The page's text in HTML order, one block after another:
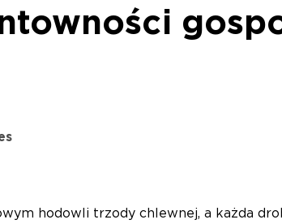
hodowli trzody chlewnej, a każda